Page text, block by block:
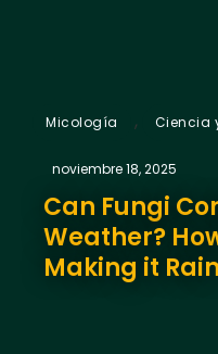
Micología , Ciencia
noviembre 18, 2025
Can Fungi
Weather?
Making it Rain